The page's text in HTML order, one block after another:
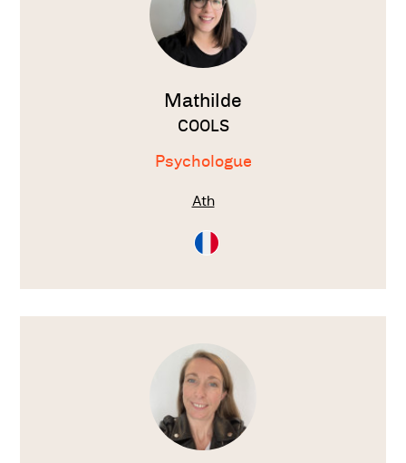
Mathilde
COOLS
Psychologue
Ath
Consultation
en
Voir